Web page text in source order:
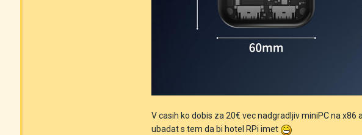
V casih ko dobis za 20€ vec nadgradljiv miniPC na
ubadat s tem da bi hotel RPi imet